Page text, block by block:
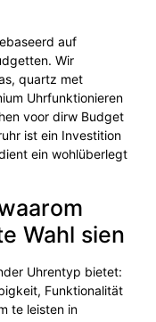
auf
Wir
quartz met
Uhrfunktionieren
voor dirw Budget
ist ein Investition
ein wohlüberlegt
Wahl sien
Uhrentyp bietet:
Funktionalität
te leisten in